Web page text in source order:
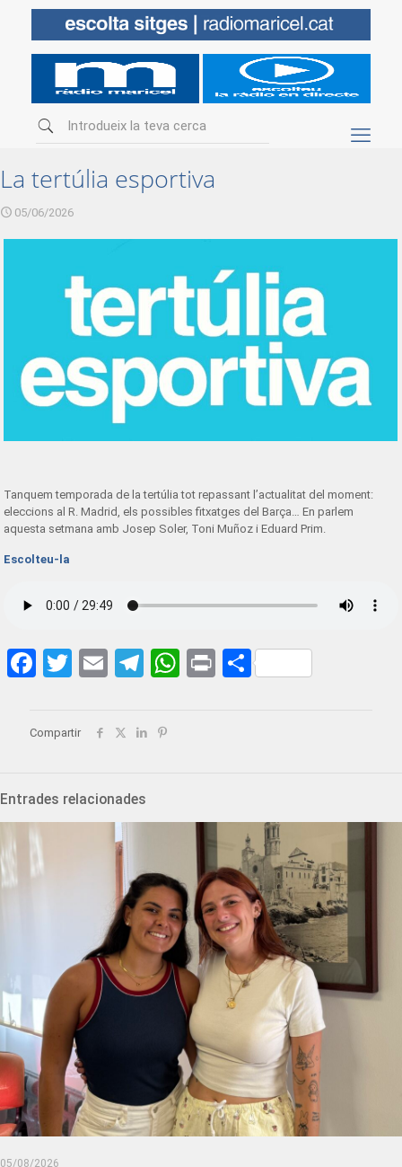
La tertúlia esportiva
05/06/2026
Tanquem temporada de la tertúlia tot repassant l’actualitat del moment:
eleccions al R. Madrid, els possibles fitxatges del Barça… En parlem
aquesta setmana amb Josep Soler, Toni Muñoz i Eduard Prim.
Escolteu-la
Facebook
Twitter
EmailTelegram
WhatsApp
PrintShare
Compartir
Entrades relacionades
05/08/2026